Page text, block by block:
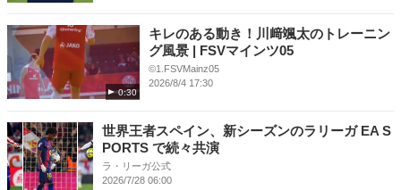
0:30
キレのある動き！川﨑颯太のトレーニン
グ風景 | FSVマインツ05
©1.FSVMainz05
2026/8/4 17:30
世界王者スペイン、新シーズンのラリーガ EA S
PORTS で続々共演
ラ・リーガ公式
2026/7/28 06:00